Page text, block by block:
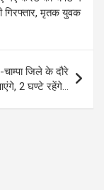
मृतक युवक
जिले के दौरे
2 घण्टे रहेंगे…